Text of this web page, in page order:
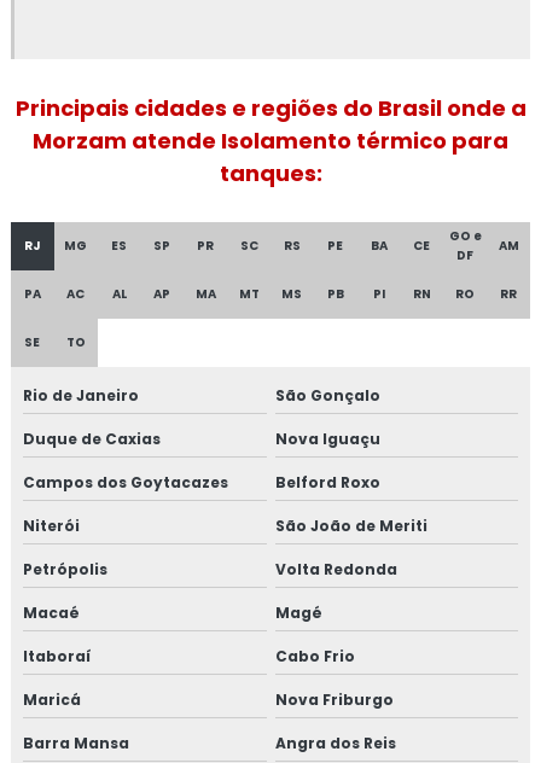
Fornecedor de isolamento térmico industrial
Isolamento a frio
Isolamento acústico industrial no rj
Isolamento acústico para funilaria industrial
Isolamento acústico para navios
Isolamento acústico para onshore
Isolamento acústico para refinarias
Isolamento aerogel térmico
Isolamento câmara fria
Principais cidades e regiões do Brasil onde a
Morzam atende Isolamento térmico para
tanques:
RJ MG ES SP PR SC RS PE BA CE
GO e
DF
AM
PA AC AL AP MA MT MS PB PI RN RO RR
SE TO
Rio de Janeiro São Gonçalo
Duque de Caxias Nova Iguaçu
Campos dos Goytacazes Belford Roxo
Niterói São João de Meriti
Petrópolis Volta Redonda
Macaé Magé
Itaboraí Cabo Frio
Maricá Nova Friburgo
Barra Mansa Angra dos Reis